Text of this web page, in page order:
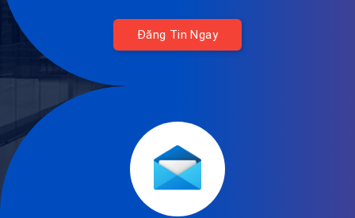
Đăng Tin Ngay